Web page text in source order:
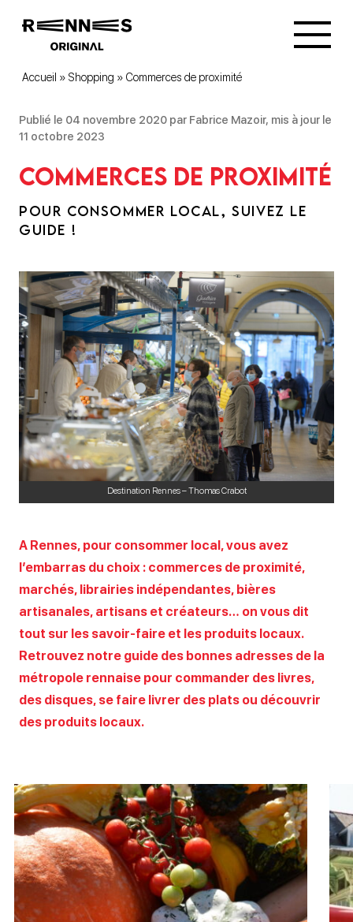
Accueil » Shopping » Commerces de proximité
Publié le 04 novembre 2020 par Fabrice Mazoir, mis à jour le
11 octobre 2023
Commerces de proximité
POUR CONSOMMER LOCAL, SUIVEZ LE
GUIDE !
Destination Rennes – Thomas Crabot
A Rennes, pour consommer local, vous avez
l’embarras du choix : commerces de proximité,
marchés, librairies indépendantes, bières
artisanales, artisans et créateurs… on vous dit
tout sur les savoir-faire et les produits locaux.
Retrouvez notre guide des bonnes adresses de la
métropole rennaise pour commander des livres,
des disques, se faire livrer des plats ou découvrir
des produits locaux.